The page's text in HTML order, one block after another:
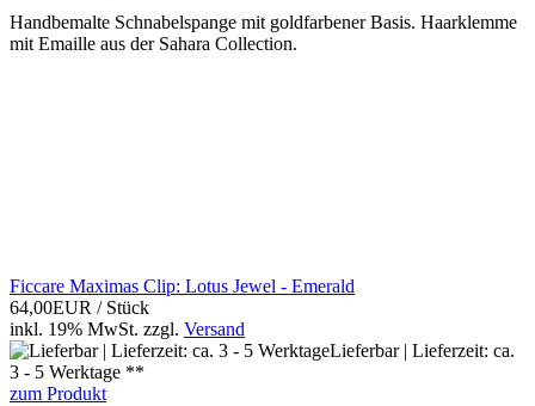
Handbemalte Schnabelspange mit goldfarbener Basis. Haarklemme
mit Emaille aus der Sahara Collection.
Ficcare Maximas Clip: Lotus Jewel - Emerald
64,00EUR / Stück
inkl. 19% MwSt. zzgl. Versand
Lieferbar | Lieferzeit: ca.
3 - 5 Werktage **
zum Produkt